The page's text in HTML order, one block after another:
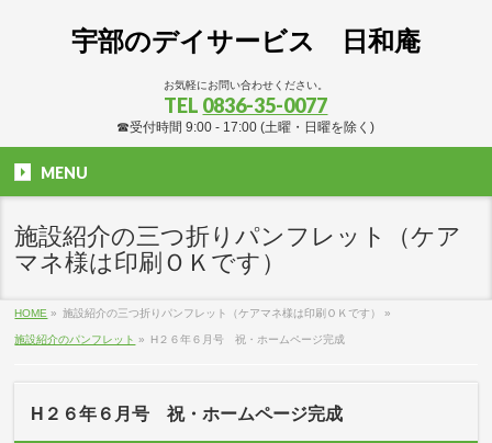
宇部のデイサービス 日和庵
お気軽にお問い合わせください。
TEL 0836-35-0077
☎受付時間 9:00 - 17:00 (土曜・日曜を除く)
MENU
施設紹介の三つ折りパンフレット（ケア
マネ様は印刷ＯＫです）
HOME » 施設紹介の三つ折りパンフレット（ケアマネ様は印刷ＯＫです） »
施設紹介のパンフレット » H２６年６月号 祝・ホームページ完成
H２６年６月号 祝・ホームページ完成